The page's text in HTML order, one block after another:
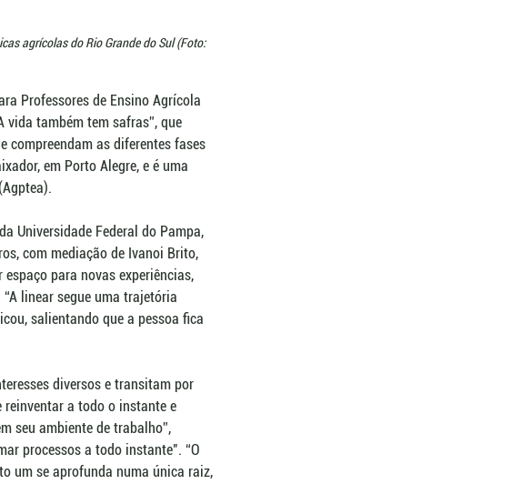
agrícolas do Rio Grande do Sul (Foto:
Professores de Ensino Agrícola
vida também tem safras”, que
compreendam as diferentes fases
em Porto Alegre, e é uma
Universidade Federal do Pampa,
com mediação de Ivanoi Brito,
para novas experiências,
linear segue uma trajetória
salientando que a pessoa fica
diversos e transitam por
reinventar a todo o instante e
seu ambiente de trabalho”,
processos a todo instante". “O
um se aprofunda numa única raiz,